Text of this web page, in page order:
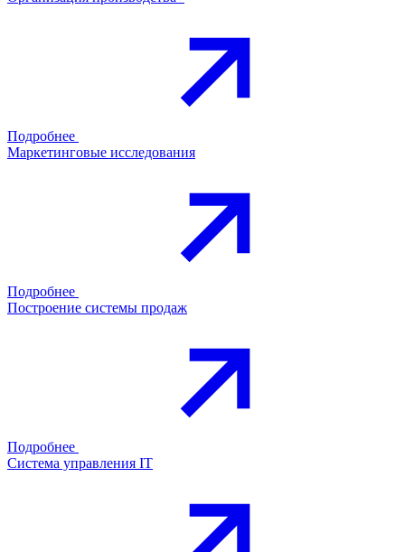
Подробнее
Маркетинговые исследования
Подробнее
Построение системы продаж
Подробнее
Система управления IT